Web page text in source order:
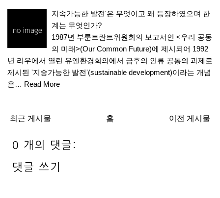
지속가능한 발전'은 무엇이고 왜 등장하였으며 한
계는 무엇인가?
1987년 부룬트란트위원회의 보고서인 <우리 공동
의 미래>(Our Common Future)에 제시되어 1992
년 리우에서 열린 유엔환경회의에서 금후의 인류 공통의 과제로
제시된 '지송가능한 발전'(sustainable development)이라는 개념
은… Read More
최근 게시물 이전 게시물
홈
0 개의 댓글:
댓글 쓰기